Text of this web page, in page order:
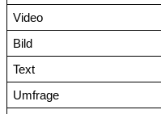
Video
Bild
Text
Umfrage